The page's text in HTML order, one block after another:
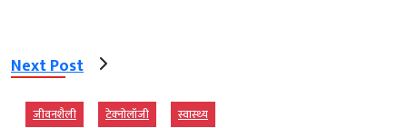
Next Post
जीवनशैली टेक्‍नोलॉजी स्‍वास्‍थ्‍य